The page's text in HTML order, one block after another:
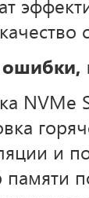
NVMe
и